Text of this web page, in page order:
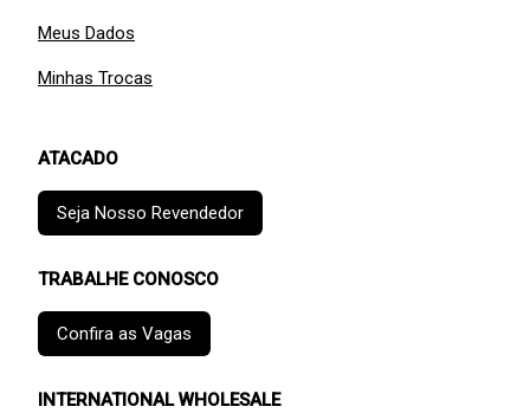
Meus Dados
Minhas Trocas
ATACADO
Seja Nosso Revendedor
TRABALHE CONOSCO
Confira as Vagas
INTERNATIONAL WHOLESALE